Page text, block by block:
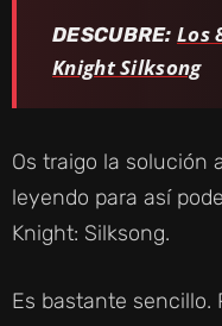
DESCUBRE: Los
Knight Silksong
Os traigo la solución
leyendo para así
Knight: Silksong.
Es bastante sencillo.